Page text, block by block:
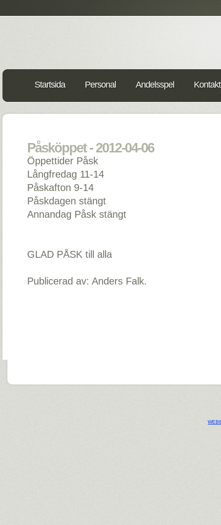
Startsida Personal Andelsspel
Påsköppet - 2012-04-06
Öppettider Påsk
Långfredag 11-14
Påskafton 9-14
Påskdagen stängt
Annandag Påsk stängt
GLAD PÅSK till alla
Publicerad av: Anders Falk.